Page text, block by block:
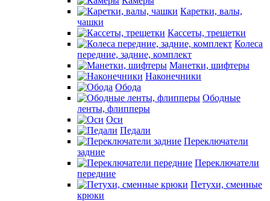
Каретки, валы,
чашки
Кассеты, трещетки
Колеса
передние, задние, комплект
Манетки, шифтеры
Наконечники
Обода
Ободные
ленты, флипперы
Оси
Педали
Переключатели
задние
Переключатели
передние
Петухи, сменные
крюки